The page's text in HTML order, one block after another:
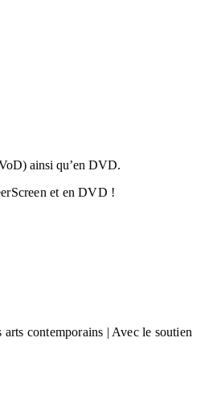
ainsi qu’en DVD.
et en DVD !
contemporains | Avec le soutien